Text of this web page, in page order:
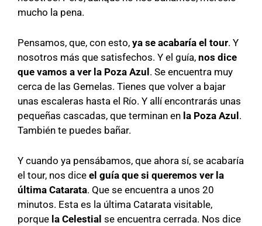
mucho la pena.
Pensamos, que, con esto, ya se acabaría el tour. Y
nosotros más que satisfechos. Y el guía, nos dice
que vamos a ver la Poza Azul . Se encuentra muy
cerca de las Gemelas. Tienes que volver a bajar
unas escaleras hasta el Río. Y allí encontrarás unas
pequeñas cascadas, que terminan en la Poza Azul .
También te puedes bañar.
Y cuando ya pensábamos, que ahora sí, se acabaría
el tour, nos dice el guía que si queremos ver la
última Catarata. Que se encuentra a unos 20
minutos. Esta es la última Catarata visitable,
porque la Celestial se encuentra cerrada. Nos dice